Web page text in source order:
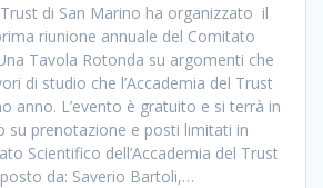
Trust di San Marino ha organizzato il
riunione annuale del Comitato
Tavola Rotonda su argomenti che
di studio che l’Accademia del Trust
anno. L’evento è gratuito e si terrà in
su prenotazione e posti limitati in
Scientifico dell’Accademia del Trust
da: Saverio Bartoli,…